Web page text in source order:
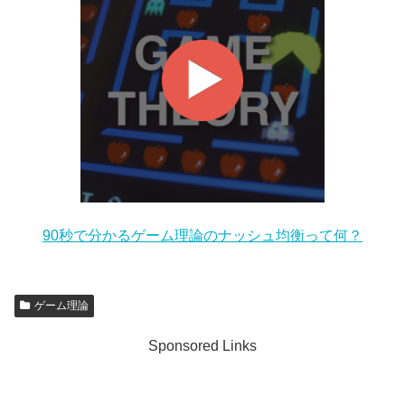
90秒で分かるゲーム理論のナッシュ均衡って何？
ゲーム理論
Sponsored Links